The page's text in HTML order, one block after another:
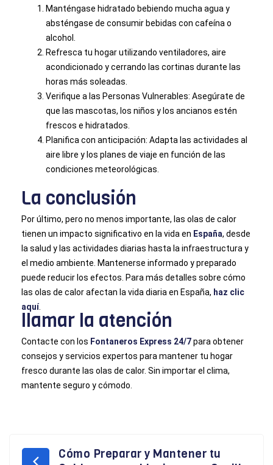
Manténgase hidratado bebiendo mucha agua y
absténgase de consumir bebidas con cafeína o
alcohol.
Refresca tu hogar utilizando ventiladores, aire
acondicionado y cerrando las cortinas durante las
horas más soleadas.
Verifique a las Personas Vulnerables: Asegúrate de
que las mascotas, los niños y los ancianos estén
frescos e hidratados.
Planifica con anticipación: Adapta las actividades al
aire libre y los planes de viaje en función de las
condiciones meteorológicas.
La conclusión
Por último, pero no menos importante, las olas de calor
tienen un impacto significativo en la vida en España, desde
la salud y las actividades diarias hasta la infraestructura y
el medio ambiente. Mantenerse informado y preparado
puede reducir los efectos. Para más detalles sobre cómo
las olas de calor afectan la vida diaria en España, haz clic
aquí.
llamar la atención
Contacte con los Fontaneros Express 24/7para obtener
consejos y servicios expertos para mantener tu hogar
fresco durante las olas de calor. Sin importar el clima,
mantente seguro y cómodo.
Cómo Preparar y Mantener tu